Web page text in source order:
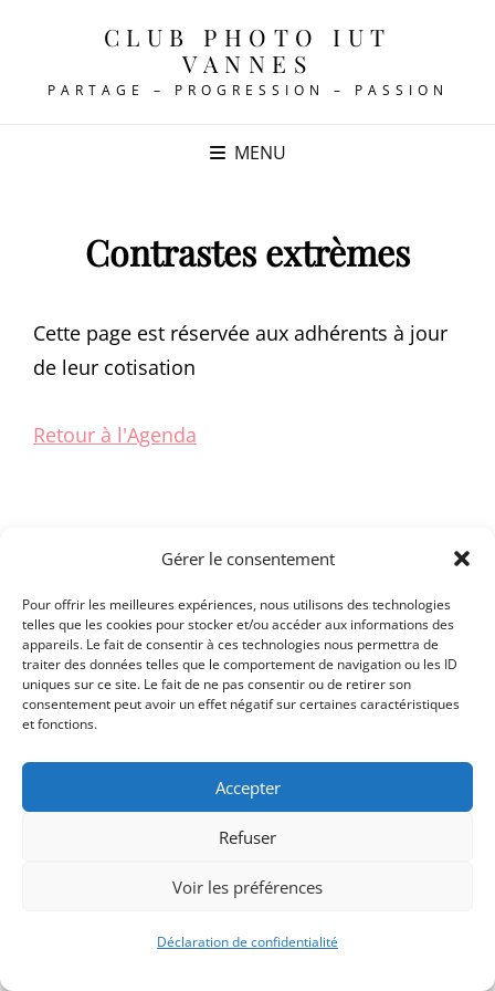
Gérer le consentement
Pour offrir les meilleures expériences, nous utilisons des technologies
telles que les cookies pour stocker et/ou accéder aux informations des
appareils. Le fait de consentir à ces technologies nous permettra de
traiter des données telles que le comportement de navigation ou les ID
uniques sur ce site. Le fait de ne pas consentir ou de retirer son
consentement peut avoir un effet négatif sur certaines caractéristiques
et fonctions.
Accepter
Refuser
Voir les préférences
Déclaration de confidentialité
CLUB PHOTO IUT
VANNES
PARTAGE – PROGRESSION – PASSION
MENU
Contrastes extrèmes
Cette page est réservée aux adhérents à jour
de leur cotisation
Retour à l'Agenda
Signify-Child ByClub Photo IUT Vannes @2025